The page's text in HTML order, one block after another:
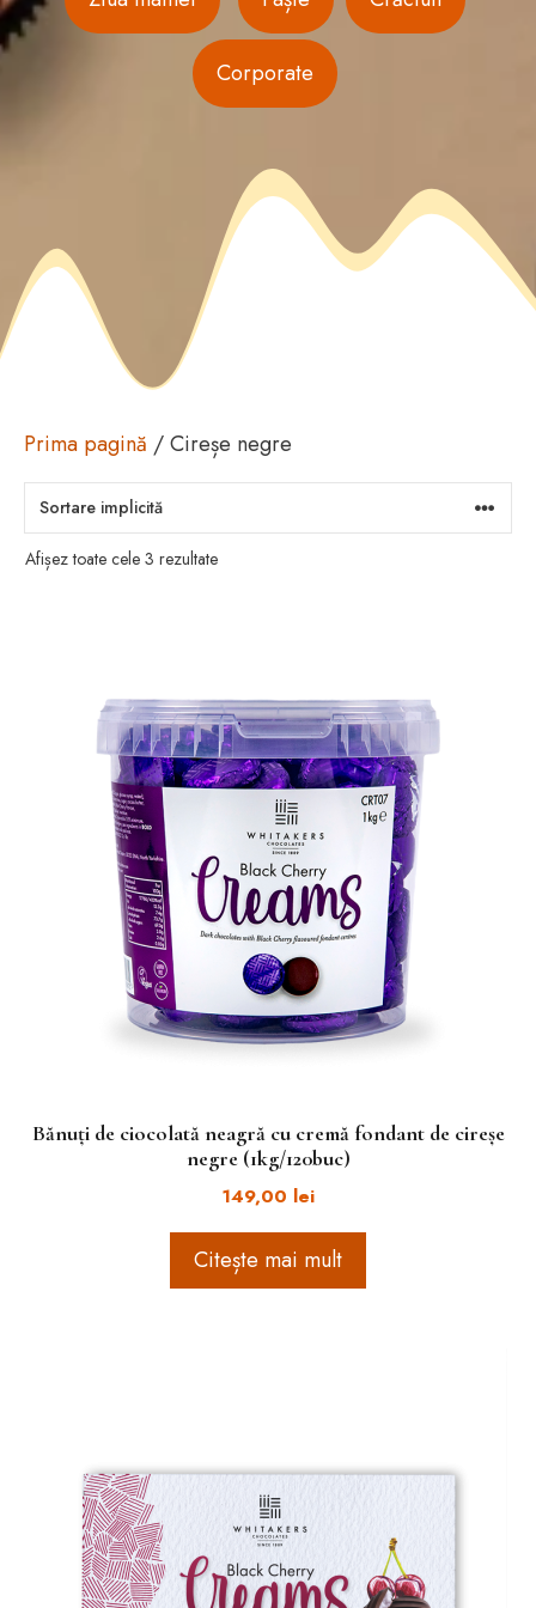
Corporate
Prima pagină / Cireșe negre
Afișez toate cele 3 rezultate
Bănuți de ciocolată neagră cu cremă fondant de cireșe
negre (1kg/120buc)
149,00 lei
Citește mai mult